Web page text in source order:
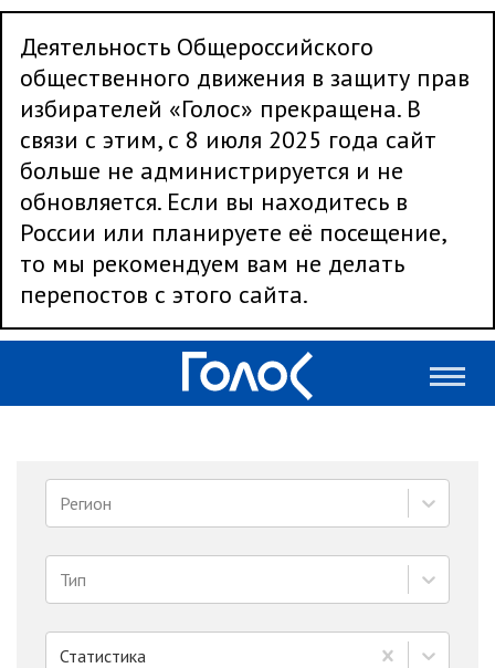
Деятельность Общероссийского
общественного движения в защиту прав
избирателей «Голос» прекращена. В
связи с этим, с 8 июля 2025 года сайт
больше не администрируется и не
обновляется. Если вы находитесь в
России или планируете её посещение,
то мы рекомендуем вам не делать
перепостов с этого сайта.
Регион
Тип
Статистика